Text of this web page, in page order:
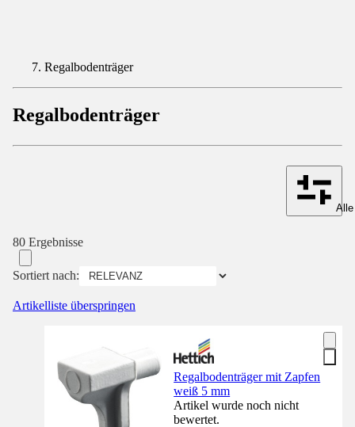
Regalbodenträger
Regalbodenträger
80 Ergebnisse
Sortiert nach:
Artikelliste überspringen
Regalbodenträger mit Zapfen
weiß 5 mm
Artikel wurde noch nicht
bewertet.